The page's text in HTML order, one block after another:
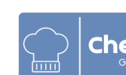
contenido